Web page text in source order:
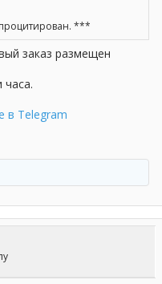
***
заказ размещен
часа.
в Telegram